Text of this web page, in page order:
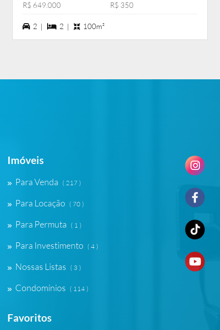
R$ 649.000 R$ 350
2 vagas na garagem
2 | 2 dormiórios
2 | 100m²
Imóveis
Para Venda ( 217 )
Para Locação ( 70 )
Para Permuta ( 1 )
Para Investimento ( 4 )
Nossas Listas ( 3 )
Condomínios ( 114 )
Favoritos